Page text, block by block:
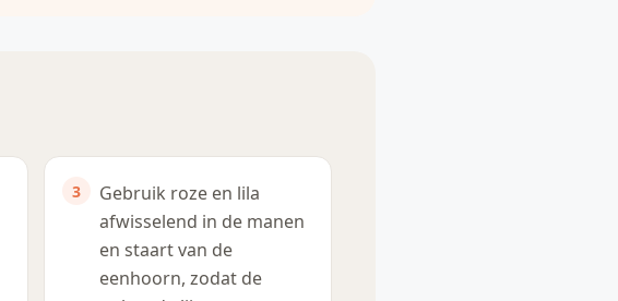
Gebruik roze en lila
afwisselend in de manen
en staart van de
eenhoorn, zodat de